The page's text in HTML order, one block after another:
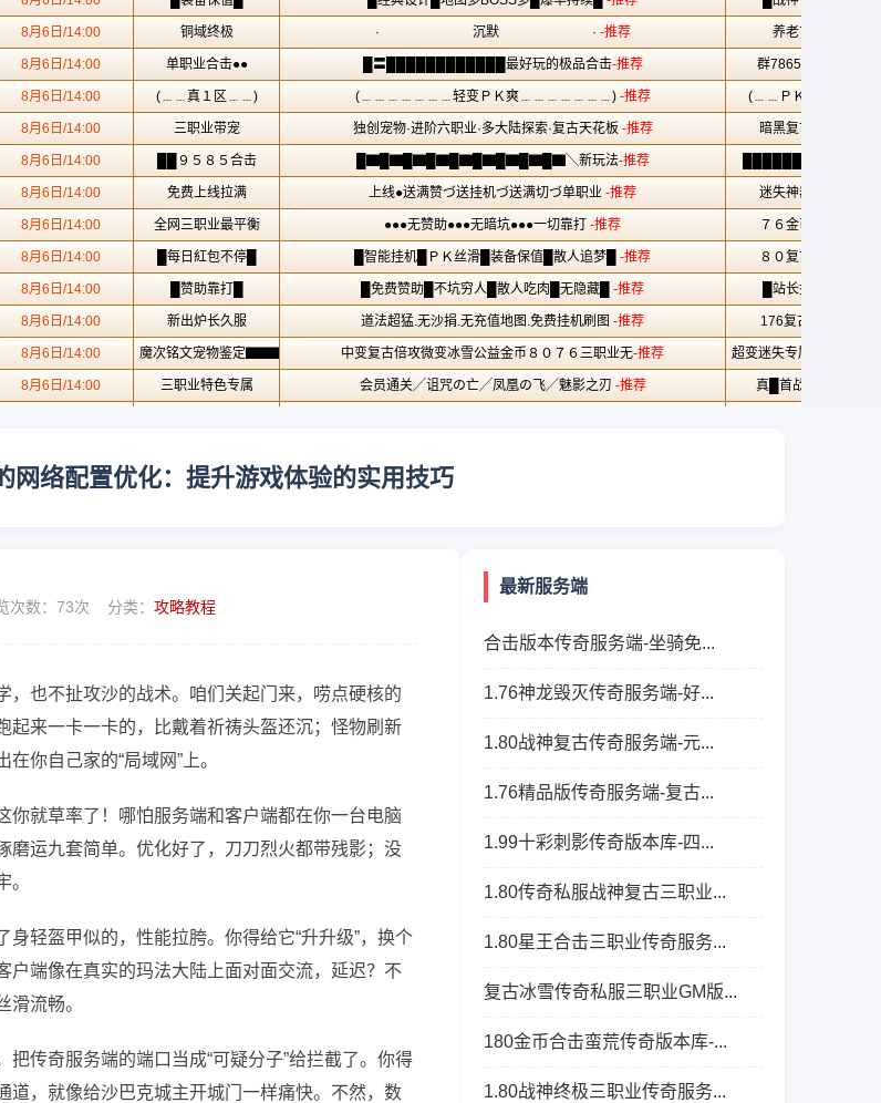
网络配置优化：提升游戏体验的实用技巧
数： 73次 分类： 攻略教程
也不扯攻沙的战术。咱们关起门来，唠点硬核的
来一卡一卡的，比戴着祈祷头盔还沉；怪物刷新
你自己家的“局域网”上。
就草率了！哪怕服务端和客户端都在你一台电脑
磨运九套简单。优化好了，刀刀烈火都带残影；没
轻盔甲似的，性能拉胯。你得给它“升升级”，换个
端像在真实的玛法大陆上面对面交流，延迟？不
流畅。
传奇服务端的端口当成“可疑分子”给拦截了。你得
，就像给沙巴克城主开城门一样痛快。不然，数
最新服务端
合击版本传奇服务端-坐骑免...
1.76神龙毁灭传奇服务端-好...
1.80战神复古传奇服务端-元...
1.76精品版传奇服务端-复古...
1.99十彩刺影传奇版本库-四...
1.80传奇私服战神复古三职业...
1.80星王合击三职业传奇服务...
复古冰雪传奇私服三职业GM版...
180金币合击蛮荒传奇版本库-...
1.80战神终极三职业传奇服务...